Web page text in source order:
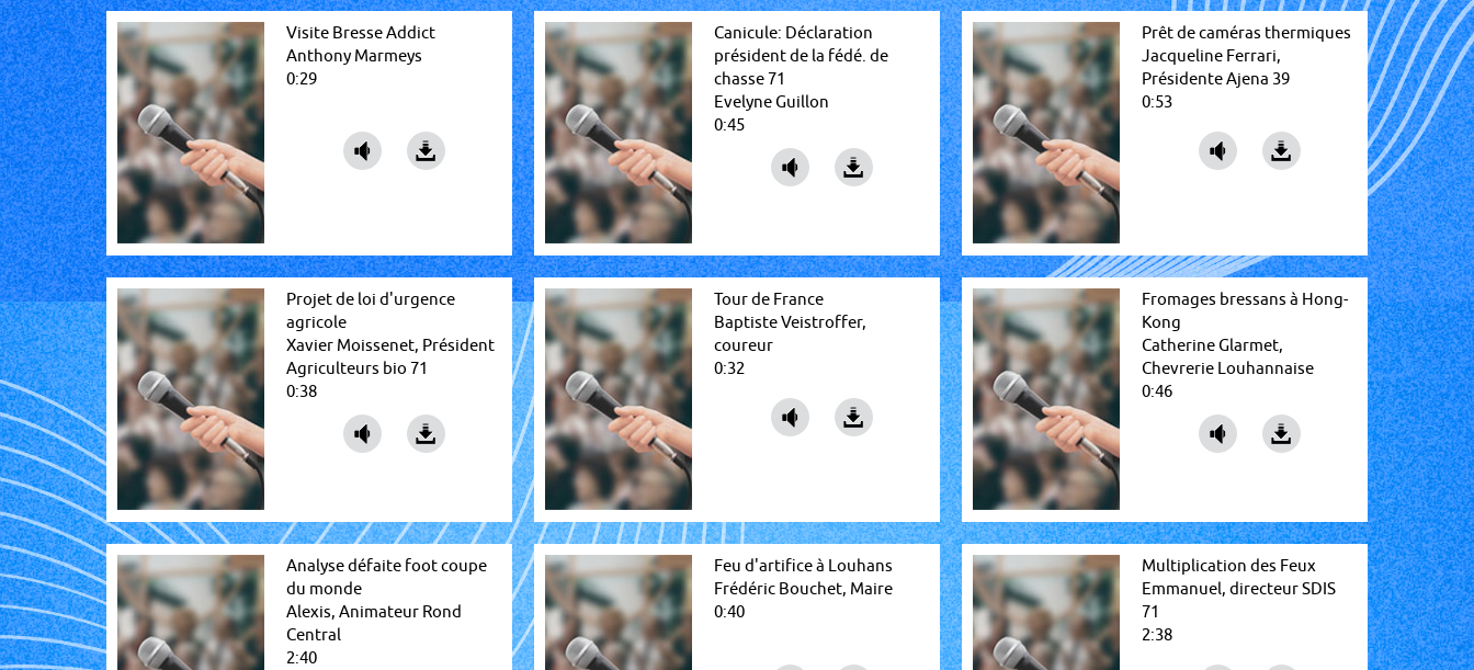
Visite Bresse Addict
Anthony Marmeys
0:29
Canicule: Déclaration
président de la fédé. de
chasse 71
Evelyne Guillon
0:45
Prêt de caméras thermiques
Jacqueline Ferrari,
Présidente Ajena 39
0:53
Projet de loi d'urgence
agricole
Xavier Moissenet, Président
Agriculteurs bio 71
0:38
Tour de France
Baptiste Veistroffer,
coureur
0:32
Fromages bressans à Hong-
Kong
Catherine Glarmet,
Chevrerie Louhannaise
0:46
Analyse défaite foot coupe
du monde
Alexis, Animateur Rond
Central
2:40
Feu d'artifice à Louhans
Frédéric Bouchet, Maire
0:40
Multiplication des Feux
Emmanuel, directeur SDIS
71
2:38